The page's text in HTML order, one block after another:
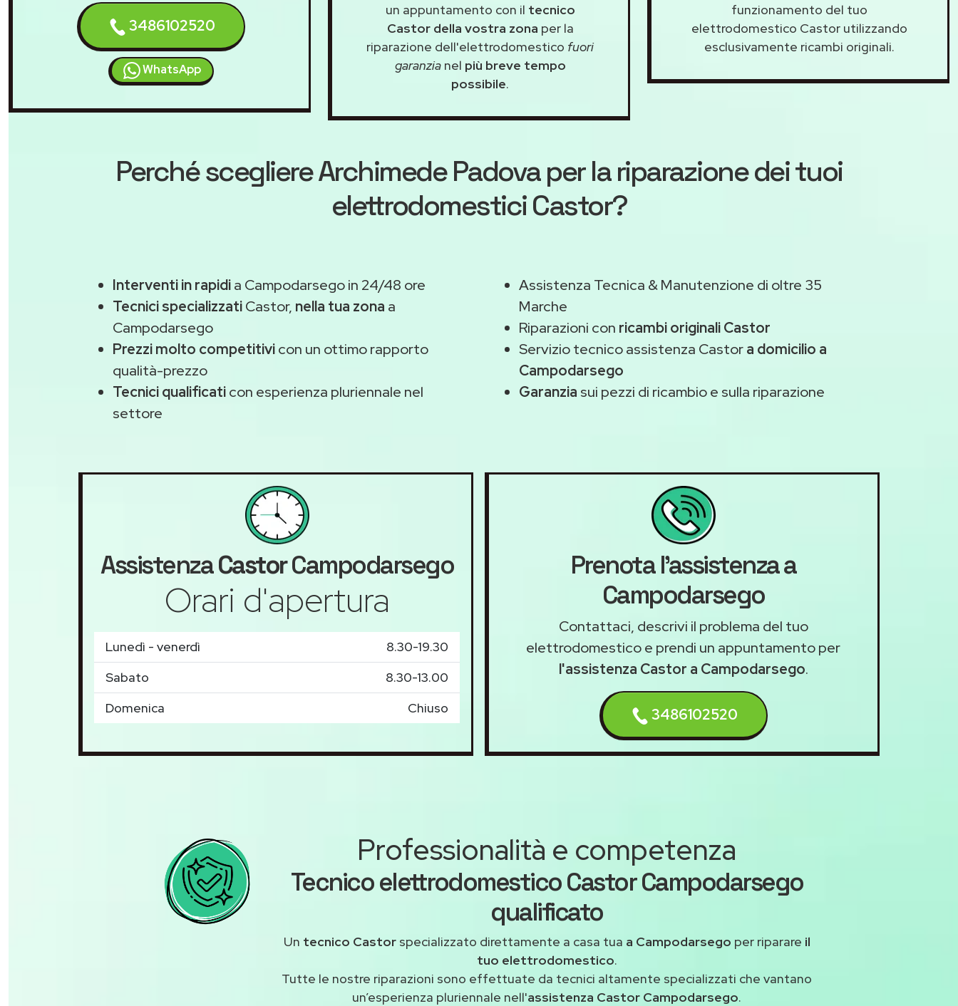
3486102520
WhatsApp
un appuntamento con il tecnico
Castor della vostra zona per la
riparazione dell'elettrodomestico fuori
garanzianel più breve tempo
possibile.
funzionamento del tuo
elettrodomestico Castor utilizzando
esclusivamente ricambi originali.
Perché scegliereArchimede Padovaper la riparazione dei tuoi
elettrodomestici Castor?
Interventi in rapidia Campodarsego in 24/48 ore
Tecnici specializzatiCastor, nella tua zona a
Campodarsego
Prezzi molto competitivicon un ottimo rapporto
qualità-prezzo
Tecnici qualificaticon esperienza pluriennale nel
settore
Assistenza Tecnica & Manutenzione di oltre 35
Marche
Riparazioni con ricambi originali Castor
Servizio tecnico assistenza Castora domicilio a
Campodarsego
Garanzia sui pezzi di ricambio e sulla riparazione
AssistenzaCastorCampodarsego
Orari d'apertura
Lunedì - venerdì
8.30-19.30
Sabato
8.30-13.00
Domenica
Chiuso
Prenota l'assistenza a
Campodarsego
Contattaci, descrivi il problema del tuo
elettrodomestico e prendi un appuntamento per
l'assistenza Castor a Campodarsego.
3486102520
Professionalità e competenza
Tecnico elettrodomestico Castor Campodarsego
qualificato
Un tecnico Castorspecializzato direttamente a casa tua a Campodarsego per riparare il
tuo elettrodomestico.
Tutte le nostre riparazioni sono effettuate da tecnici altamente specializzati che vantano
un’esperienza pluriennale nell'assistenza Castor Campodarsego.